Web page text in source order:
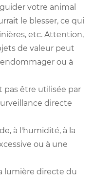
votre animal
le blesser, ce qui
etc. Attention,
de valeur peut
ou à
pas être utilisée par
directe
à l'humidité, à la
ou à une
lumière directe du